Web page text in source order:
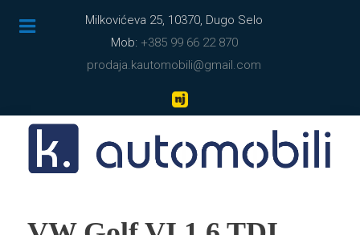
Milkovićeva 25, 10370, Dugo Selo
Mob: +385 99 66 22 870
prodaja.kautomobili@gmail.com